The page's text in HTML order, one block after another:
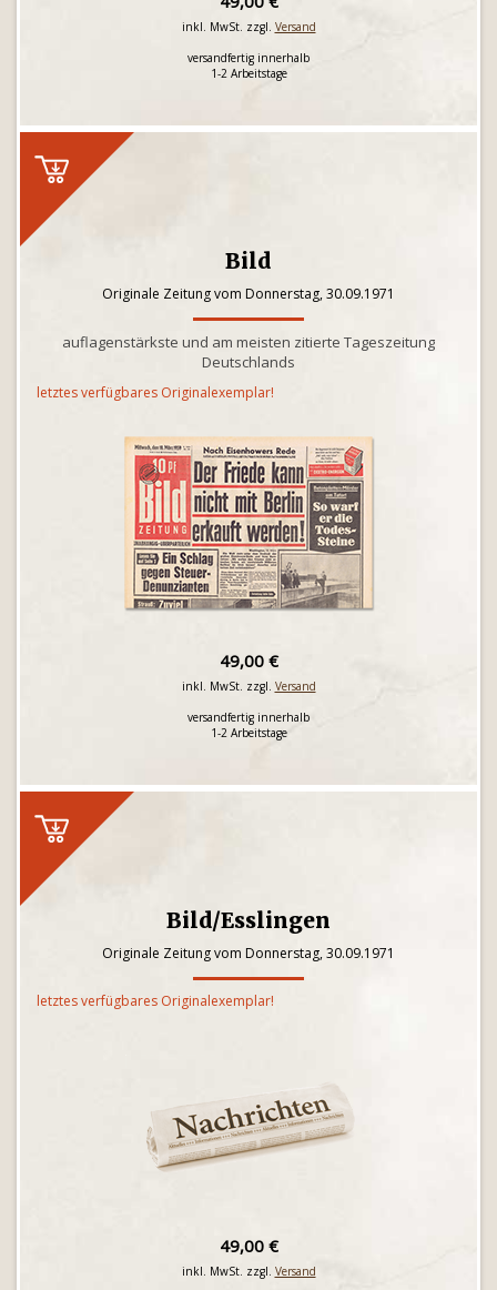
inkl. MwSt. zzgl. Versand
versandfertig innerhalb
1-2 Arbeitstage
Bild
Originale Zeitung vom Donnerstag, 30.09.1971
auflagenstärkste und am meisten zitierte Tageszeitung
Deutschlands
letztes verfügbares Originalexemplar!
49,00 €
inkl. MwSt. zzgl. Versand
versandfertig innerhalb
1-2 Arbeitstage
Bild/Esslingen
Originale Zeitung vom Donnerstag, 30.09.1971
letztes verfügbares Originalexemplar!
49,00 €
inkl. MwSt. zzgl. Versand